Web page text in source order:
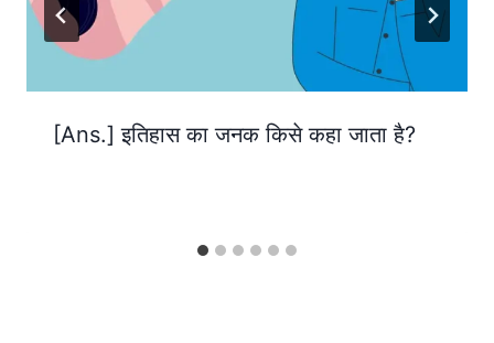
[Ans.] इतिहास का जनक किसे कहा जाता है?